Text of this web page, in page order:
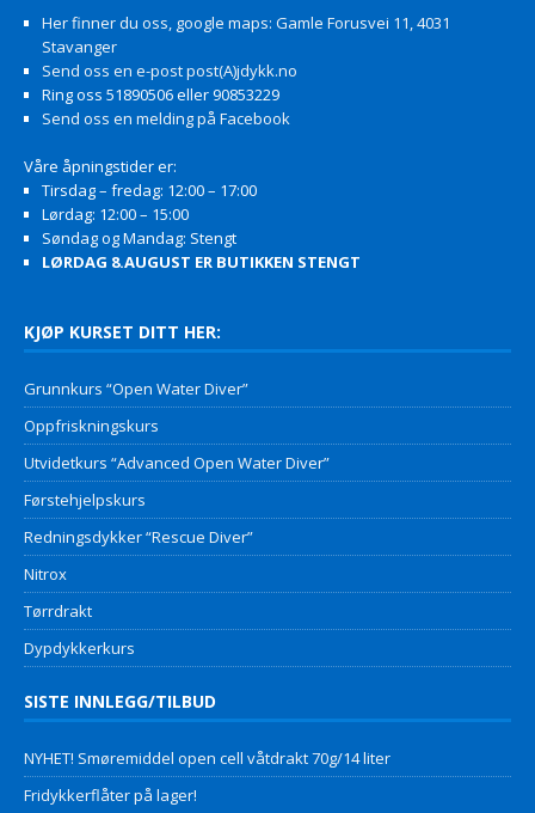
Her finner du oss, google maps: Gamle Forusvei 11, 4031
Stavanger
Send oss en e-post post(A)jdykk.no
Ring oss 51890506 eller 90853229
Send oss en melding på Facebook
Våre åpningstider er:
Tirsdag – fredag: 12:00 – 17:00
Lørdag: 12:00 – 15:00
Søndag og Mandag: Stengt
LØRDAG 8.AUGUST ER BUTIKKEN STENGT
KJØP KURSET DITT HER:
Grunnkurs “Open Water Diver”
Oppfriskningskurs
Utvidetkurs “Advanced Open Water Diver”
Førstehjelpskurs
Redningsdykker “Rescue Diver”
Nitrox
Tørrdrakt
Dypdykkerkurs
SISTE INNLEGG/TILBUD
NYHET! Smøremiddel open cell våtdrakt 70g/14 liter
Fridykkerflåter på lager!